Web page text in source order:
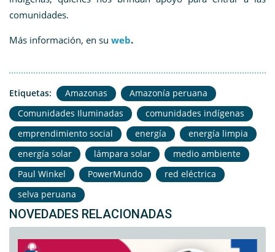
comunidades.
Más información, en su web.
Etiquetas: Amazonas
Amazonía peruana
Comunidades Iluminadas
comunidades indígenas
emprendimiento social
energía
energía limpia
energía solar
lámpara solar
medio ambiente
Paul Winkel
PowerMundo
red eléctrica
selva peruana
NOVEDADES RELACIONADAS